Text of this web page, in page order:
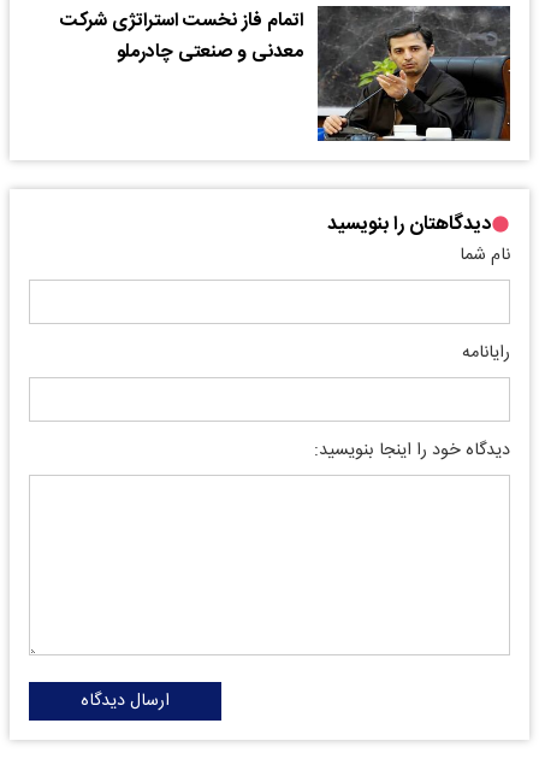
اتمام فاز نخست استراتژی شرکت
معدنی و صنعتی چادرملو
دیدگاهتان را بنویسید
نام شما
رایانامه
دیدگاه خود را اینجا بنویسید:
ارسال دیدگاه